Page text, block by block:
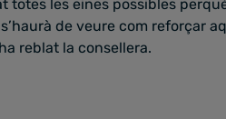
totes les eines possibles
de veure com reforçar
reblat la consellera.